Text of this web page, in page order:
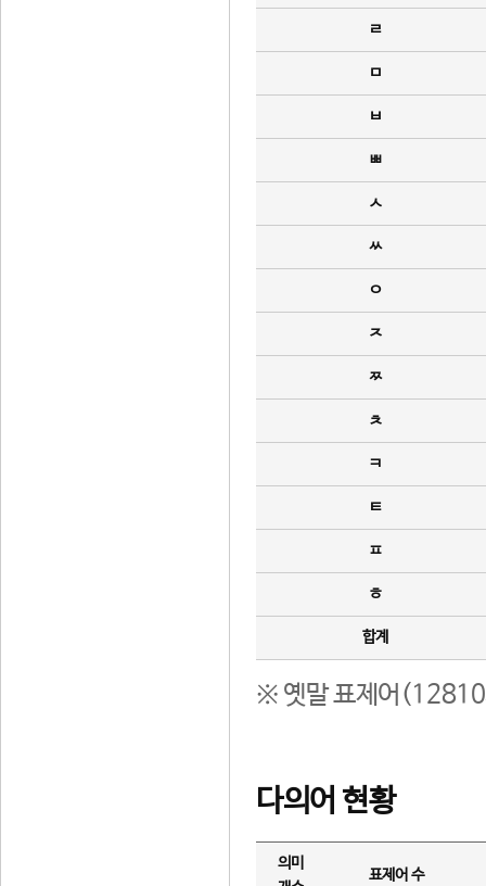
ㄹ
ㅁ
ㅂ
ㅃ
ㅅ
ㅆ
ㅇ
ㅈ
ㅉ
ㅊ
ㅋ
ㅌ
ㅍ
ㅎ
합계
※ 옛말 표제어(12810
다의어 현황
의미
표제어 수